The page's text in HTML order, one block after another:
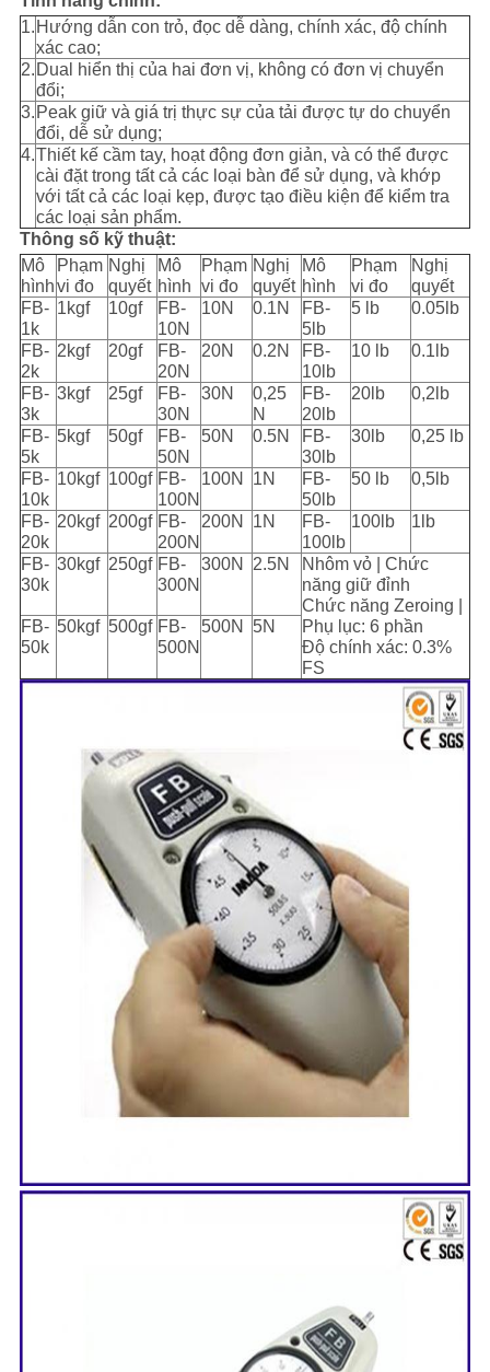
1. Hướng dẫn con trỏ, đọc dễ dàng, chính xác, độ chính
xác cao;
2. Dual hiển thị của hai đơn vị, không có đơn vị chuyển
đổi;
3. Peak giữ và giá trị thực sự của tải được tự do chuyển
đổi, dễ sử dụng;
4.Thiết kế cầm tay, hoạt động đơn giản, và có thể được
cài đặt trong tất cả các loại bàn để sử dụng, và khớp
với tất cả các loại kẹp, được tạo điều kiện để kiểm tra
các loại sản phẩm.
Thông số kỹ thuật:
Mô
hình
Phạm
vi đo
Nghị
quyết
Mô
hình
Phạm
vi đo
Nghị
quyết
Mô
hình
Phạm
vi đo
Nghị
quyết
FB-
1k
1kgf 10gf
FB-
10N
10N 0.1N
FB-
5lb
5 lb 0.05lb
FB-
2k
2kgf 20gf
FB-
20N
20N 0.2N
FB-
10lb
10 lb 0.1lb
FB-
3k
3kgf 25gf
FB-
30N
30N
0,25
N
FB-
20lb
20lb 0,2lb
FB-
5k
5kgf 50gf
FB-
50N
50N 0.5N
FB-
30lb
30lb 0,25 lb
FB-
10k
10kgf 100gf FB-
100N
100N 1N
FB-
50lb
50 lb 0,5lb
FB-
20k
20kgf 200gf FB-
200N
200N 1N
FB-
100lb
100lb 1lb
FB-
30k
30kgf 250gf FB-
300N
300N 2.5N
Nhôm vỏ | Chức
năng giữ đỉnh
Chức năng Zeroing |
Phụ lục: 6 phần
Độ chính xác: 0.3%
FS
FB-
50k
50kgf 500gf FB-
500N
500N 5N